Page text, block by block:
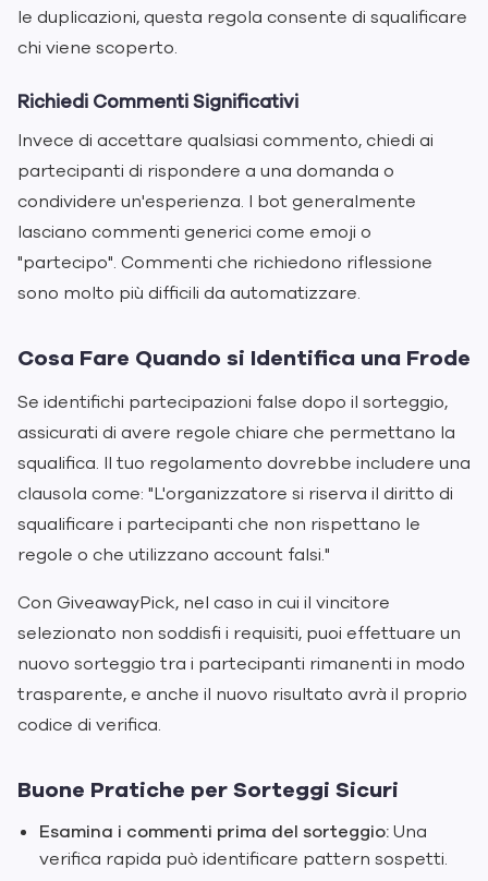
le duplicazioni, questa regola consente di squalificare
chi viene scoperto.
Richiedi Commenti Significativi
Invece di accettare qualsiasi commento, chiedi ai
partecipanti di rispondere a una domanda o
condividere un'esperienza. I bot generalmente
lasciano commenti generici come emoji o
"partecipo". Commenti che richiedono riflessione
sono molto più difficili da automatizzare.
Cosa Fare Quando si Identifica una Frode
Se identifichi partecipazioni false dopo il sorteggio,
assicurati di avere regole chiare che permettano la
squalifica. Il tuo regolamento dovrebbe includere una
clausola come: "L'organizzatore si riserva il diritto di
squalificare i partecipanti che non rispettano le
regole o che utilizzano account falsi."
Con GiveawayPick, nel caso in cui il vincitore
selezionato non soddisfi i requisiti, puoi effettuare un
nuovo sorteggio tra i partecipanti rimanenti in modo
trasparente, e anche il nuovo risultato avrà il proprio
codice di verifica.
Buone Pratiche per Sorteggi Sicuri
Esamina i commenti prima del sorteggio:Una
verifica rapida può identificare pattern sospetti.